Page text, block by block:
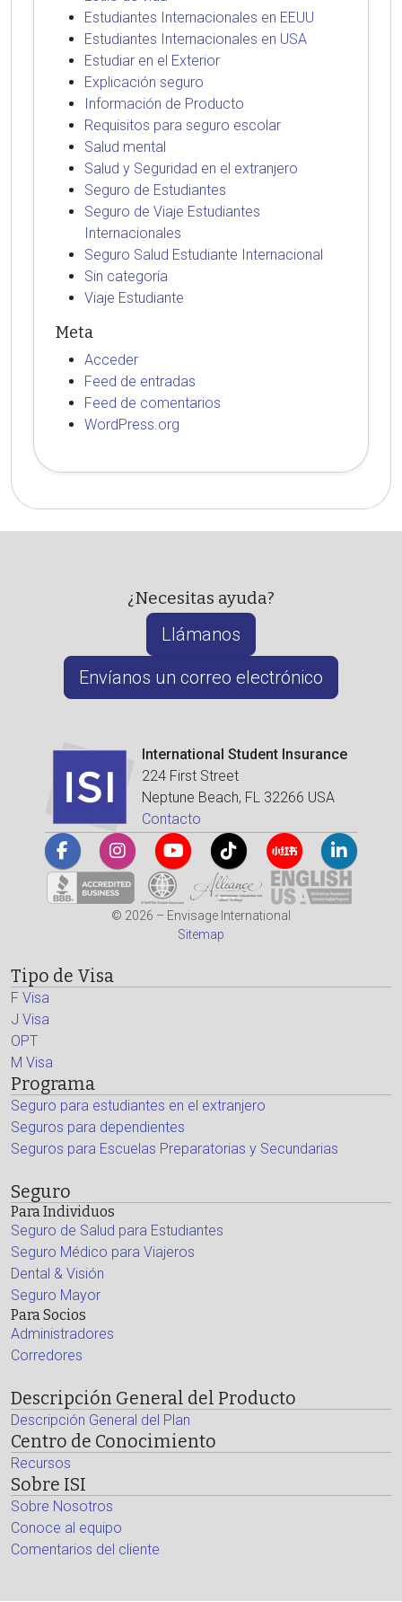
Estudiantes Internacionales en EEUU
Estudiantes Internacionales en USA
Estudiar en el Exterior
Explicación seguro
Información de Producto
Requisitos para seguro escolar
Salud mental
Salud y Seguridad en el extranjero
Seguro de Estudiantes
Seguro de Viaje Estudiantes
Internacionales
Seguro Salud Estudiante Internacional
Sin categoría
Viaje Estudiante
Meta
Acceder
Feed de entradas
Feed de comentarios
WordPress.org
¿Necesitas ayuda?
Llámanos
Envíanos un correo electrónico
International Student Insurance
224 First Street
Neptune Beach, FL 32266 USA
Contacto
© 2026 – Envisage International
Sitemap
Tipo de Visa
F Visa
J Visa
OPT
M Visa
Programa
Seguro para estudiantes en el extranjero
Seguros para dependientes
Seguros para Escuelas Preparatorias y Secundarias
Seguro
Para Individuos
Seguro de Salud para Estudiantes
Seguro Médico para Viajeros
Dental & Visión
Seguro Mayor
Para Socios
Administradores
Corredores
Descripción General del Producto
Descripción General del Plan
Centro de Conocimiento
Recursos
Sobre ISI
Sobre Nosotros
Conoce al equipo
Comentarios del cliente